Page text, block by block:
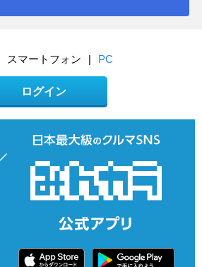
スマートフォン | PC
ログイン